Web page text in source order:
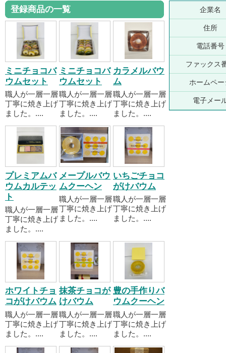
登録商品の一覧
ミニチョコバ
ウムセット
職人が一層一層
丁寧に焼き上げ
ました。....
ミニチョコバ
ウムセット
職人が一層一層
丁寧に焼き上げ
ました。....
カラメルバウ
ム
職人が一層一層
丁寧に焼き上げ
ました。....
プレミアムバ
ウムカルテッ
ト
職人が一層一層
丁寧に焼き上げ
ました。....
メープルバウ
ムクーヘン
職人が一層一層
丁寧に焼き上げ
ました。....
いちごチョコ
がけバウム
職人が一層一層
丁寧に焼き上げ
ました。....
ホワイトチョ
コがけバウム
職人が一層一層
丁寧に焼き上げ
ました。....
抹茶チョコが
けバウム
職人が一層一層
丁寧に焼き上げ
ました。....
豊の手作りバ
ウムクーヘン
職人が一層一層
丁寧に焼き上げ
ました。....
企業名
住所
電話番号
ファックス
ホームペー
電子メー